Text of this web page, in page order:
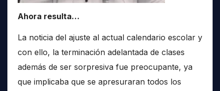
Ahora resulta…
La noticia del ajuste al actual calendario escolar y
con ello, la terminación adelantada de clases
además de ser sorpresiva fue preocupante, ya
que implicaba que se apresuraran todos los